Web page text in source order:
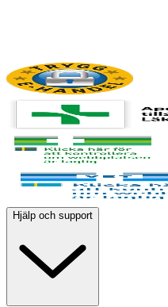
Hjälp och support